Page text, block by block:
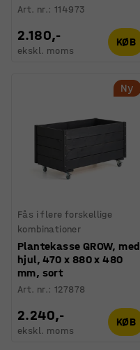
Art. nr.:114973
2.180,-
ekskl. moms
KØB
Ny
Fås i flere forskellige
kombinationer
Plantekasse GROW, med
hjul, 470 x 880 x 480
mm, sort
Art. nr.:127878
2.240,-
ekskl. moms
KØB